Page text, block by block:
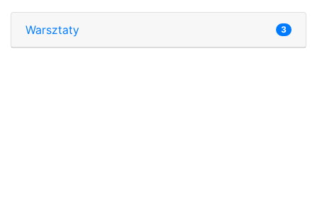
Warsztaty 3